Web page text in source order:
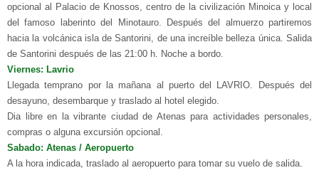
opcional al Palacio de Knossos, centro de la civilización Minoica y local
del famoso laberinto del Minotauro. Después del almuerzo partiremos
hacia la volcánica isla de Santorini, de una increíble belleza única. Salida
de Santorini después de las 21:00 h. Noche a bordo.
Viernes: Lavrio
Llegada temprano por la mañana al puerto del LAVRIO. Después del
desayuno, desembarque y traslado al hotel elegido.
Dia libre en la vibrante ciudad de Atenas para actividades personales,
compras o alguna excursión opcional.
Sabado: Atenas / Aeropuerto
A la hora indicada, traslado al aeropuerto para tomar su vuelo de salida.